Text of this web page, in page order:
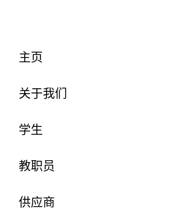
主页
关于我们
学生
教职员
供应商